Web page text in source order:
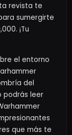
revista te
sumergirte
¡Tu
el entorno
del
podrás leer
que más te